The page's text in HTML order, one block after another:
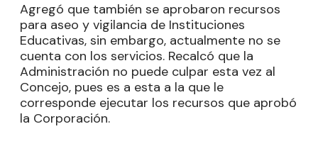
Agregó que también se aprobaron recursos
para aseo y vigilancia de Instituciones
Educativas, sin embargo, actualmente no se
cuenta con los servicios. Recalcó que la
Administración no puede culpar esta vez al
Concejo, pues es a esta a la que le
corresponde ejecutar los recursos que aprobó
la Corporación.